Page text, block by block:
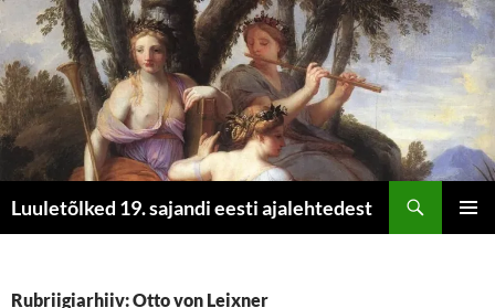
Luuletõlked 19. sajandi eesti ajalehtedest
Rubriigiarhiiv: Otto von Leixner